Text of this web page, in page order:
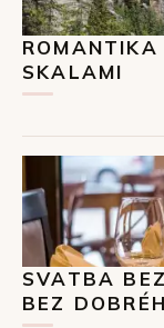
SKALAMI
SVATBA
BEZ